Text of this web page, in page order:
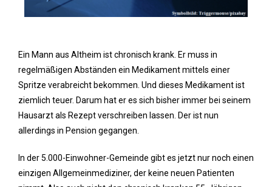
Ein Mann aus Altheim ist chronisch krank. Er muss in
regelmäßigen Abständen ein Medikament mittels einer
Spritze verabreicht bekommen. Und dieses Medikament ist
ziemlich teuer. Darum hat er es sich bisher immer bei seinem
Hausarzt als Rezept verschreiben lassen. Der ist nun
allerdings in Pension gegangen.
In der 5.000-Einwohner-Gemeinde gibt es jetzt nur noch einen
einzigen Allgemeinmediziner, der keine neuen Patienten